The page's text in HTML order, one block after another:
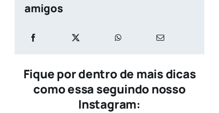
amigos
Fique por dentro de mais dicas
como essa seguindo nosso
Instagram: